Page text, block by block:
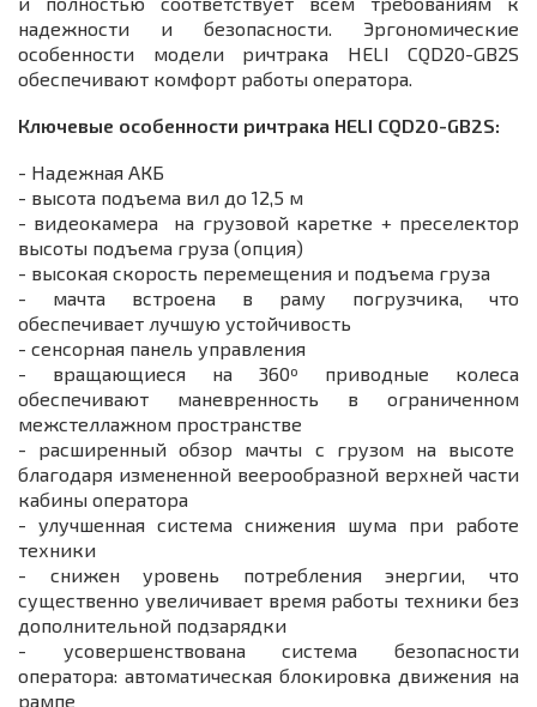
надежности и безопасности. Эргономические
особенности модели ричтрака HELI CQD20-GB2S
обеспечивают комфорт работы оператора.
Ключевые особенности ричтрака HELI CQD20-GB2S:
- Надежная АКБ
- высота подъема вил до 12,5 м
- видеокамера на грузовой каретке + преселектор
высоты подъема груза (опция)
- высокая скорость перемещения и подъема груза
- мачта встроена в раму погрузчика, что
обеспечивает лучшую устойчивость
- сенсорная панель управления
- вращающиеся на 360º приводные колеса
обеспечивают маневренность в ограниченном
межстеллажном пространстве
- расширенный обзор мачты с грузом на высоте
благодаря измененной веерообразной верхней части
кабины оператора
- улучшенная система снижения шума при работе
техники
- снижен уровень потребления энергии, что
существенно увеличивает время работы техники без
дополнительной подзарядки
- усовершенствована система безопасности
оператора: автоматическая блокировка движения на
рампе